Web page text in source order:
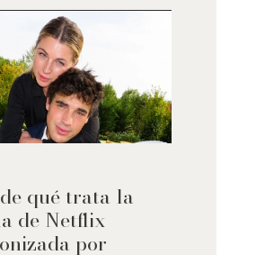
qué trata la
de Netflix
por